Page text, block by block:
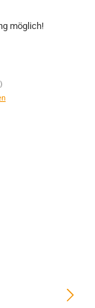
möglich!